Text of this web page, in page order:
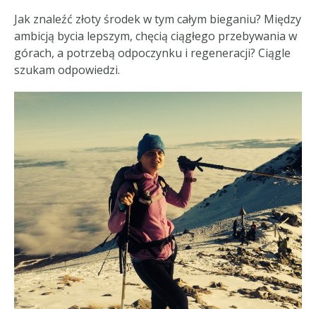
Jak znaleźć złoty środek w tym całym bieganiu? Między
ambicją bycia lepszym, chęcią ciągłego przebywania w
górach, a potrzebą odpoczynku i regeneracji? Ciągle
szukam odpowiedzi.